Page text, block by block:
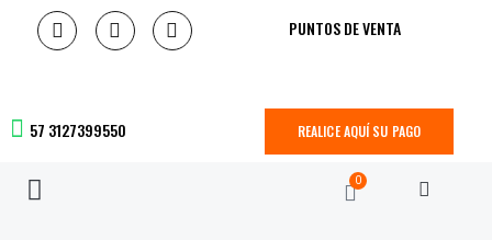
PUNTOS DE VENTA
57 3127399550 REALICE AQUÍ SU PAGO
0